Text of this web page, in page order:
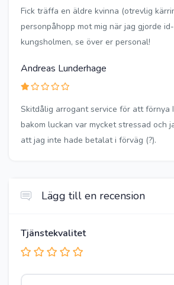
Fick träffa en äldre kvinna (otrevlig
personpåhopp mot mig när jag gjorde
kungsholmen, se över er personal!
Andreas Lunderhage
Skitdålig arrogant service för att förnya
bakom luckan var mycket stressad och
att jag inte hade betalat i förväg (?).
Lägg till en recension
Tjänstekvalitet